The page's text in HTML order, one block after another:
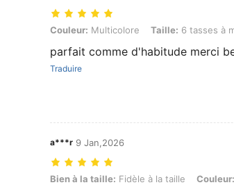
Couleur: Multicolore, Taille: 6 tasses à motifs
Couleur: Multicolore Taille: 6 tasses à
parfait comme d'habitude merci
Traduire
a***r 9 Jan,2026
Bien à la taille: Fidèle à la taille, Couleur:
Bien à la taille: Fidèle à la taille Couleur: